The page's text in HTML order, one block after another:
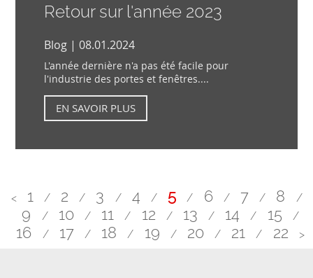
Retour sur l'année 2023
Blog | 08.01.2024
L'année dernière n'a pas été facile pour
l'industrie des portes et fenêtres....
EN SAVOIR PLUS
< 1 / 2 / 3 / 4 / 5 / 6 / 7 / 8 /
9 / 10 / 11 / 12 / 13 / 14 / 15 /
16 / 17 / 18 / 19 / 20 / 21 / 22 >